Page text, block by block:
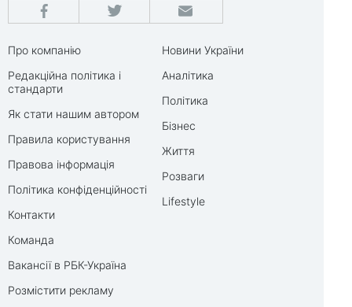
Про компанію
Редакційна політика і
стандарти
Як стати нашим автором
Правила користування
Правова інформація
Політика конфіденційності
Контакти
Команда
Вакансії в РБК-Україна
Розмістити рекламу
Новини України
Аналітика
Політика
Бізнес
Життя
Розваги
Lifestyle